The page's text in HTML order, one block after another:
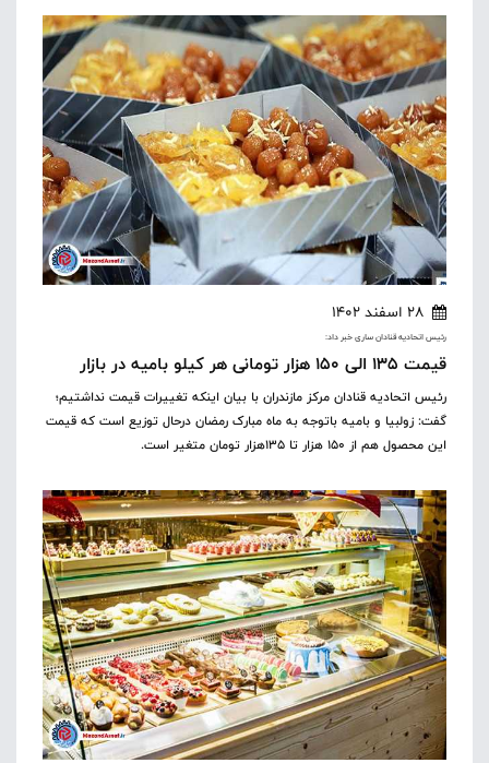
28 اسفند 1402
رئیس اتحادیه قنادان ساری خبر داد:
قیمت ۱۳۵ الی ۱۵۰ هزار تومانی هر کیلو بامیه در بازار
رئیس اتحادیه قنادان مرکز مازندران با بیان اینکه تغییرات قیمت نداشتیم؛
گفت: زولبیا و بامیه باتوجه به ماه مبارک رمضان درحال توزیع است که قیمت
این محصول هم از ۱۵۰ هزار تا ۱۳۵هزار تومان متغیر است.